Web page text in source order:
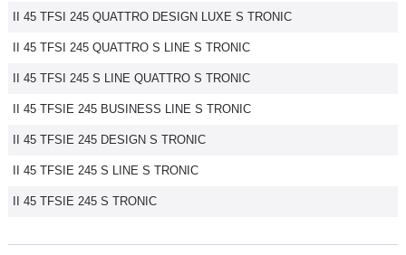
II 45 TFSI 245 QUATTRO DESIGN LUXE S TRONIC
II 45 TFSI 245 QUATTRO S LINE S TRONIC
II 45 TFSI 245 S LINE QUATTRO S TRONIC
II 45 TFSIE 245 BUSINESS LINE S TRONIC
II 45 TFSIE 245 DESIGN S TRONIC
II 45 TFSIE 245 S LINE S TRONIC
II 45 TFSIE 245 S TRONIC